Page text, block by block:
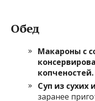
Обед
Макароны с
копченостей.
Суп из сухих
заранее